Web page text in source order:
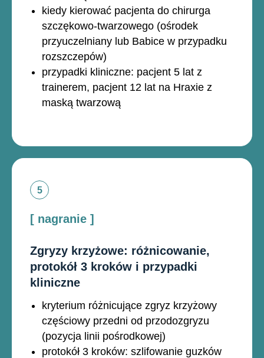
kiedy kierować pacjenta do chirurga
szczękowo-twarzowego (ośrodek
przyuczelniany lub Babice w przypadku
rozszczepów)
przypadki kliniczne: pacjent 5 lat z
trainerem, pacjent 12 lat na Hraxie z
maską twarzową
[ nagranie ]
Zgryzy krzyżowe: różnicowanie,
protokół 3 kroków i przypadki
kliniczne
kryterium różnicujące zgryz krzyżowy
częściowy przedni od przodozgryzu
(pozycja linii pośrodkowej)
protokół 3 kroków: szlifowanie guzków